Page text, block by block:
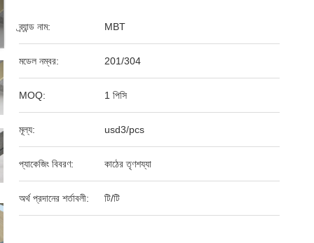
ব্র্যান্ড নাম: MBT
মডেল নম্বর: 201/304
MOQ: 1 পিসি
মূল্য: usd3/pcs
প্যাকেজিং বিবরণ: কাঠের তৃণশয্যা
অর্থ প্রদানের শর্তাবলী: টি/টি